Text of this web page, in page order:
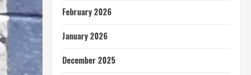
February 2026
January 2026
December 2025